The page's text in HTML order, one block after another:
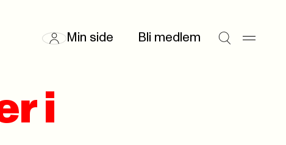
Min side Bli medlem
i